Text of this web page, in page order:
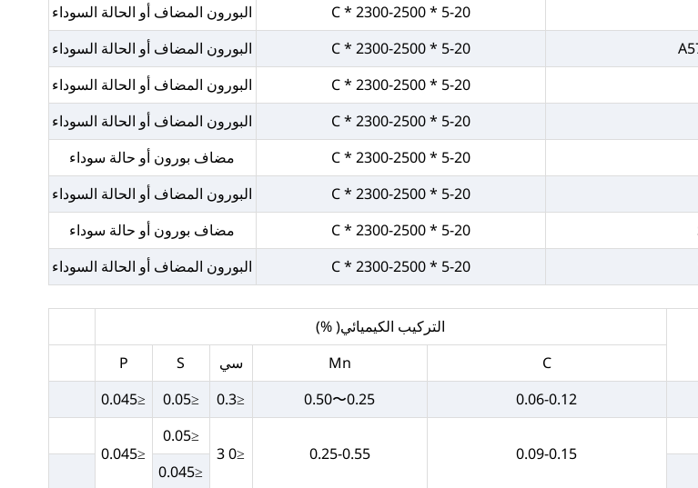
5-20 * 2300-2500 * C
البورون المضاف أو الحالة السوداء
5-20 * 2300-2500 * C
البورون المضاف أو الحالة السوداء
5-20 * 2300-2500 * C
البورون المضاف أو الحالة السوداء
5-20 * 2300-2500 * C
البورون المضاف أو الحالة السوداء
5-20 * 2300-2500 * C
مضاف بورون أو حالة سوداء
5-20 * 2300-2500 * C
البورون المضاف أو الحالة السوداء
5-20 * 2300-2500 * C
مضاف بورون أو حالة سوداء
5-20 * 2300-2500 * C البورون المضاف أو الحالة السوداء
التركيب الكيميائي( %)
C
Mn سي S
P
0.06-0.12
0.25〜0.50
≤0.3
≤0.05
≤0.045
0.09-0.15
0.25-0.55
≤0 3
≤0.05
≤0.045
≤0.045